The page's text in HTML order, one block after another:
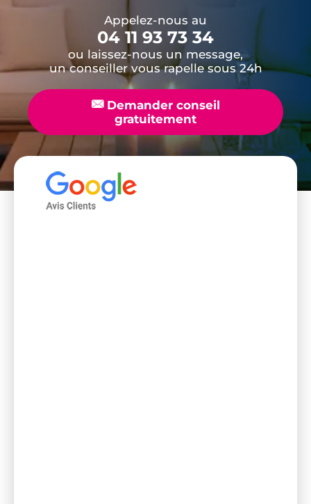
Appelez-nous au
04 11 93 73 34
ou laissez-nous un message,
un conseiller vous rapelle sous 24h
📧Demander conseil
gratuitement